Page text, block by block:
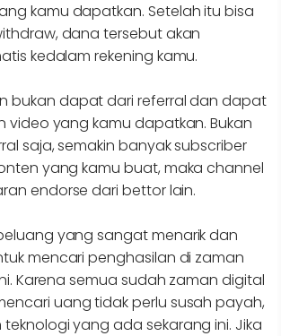
kamu dapatkan. Setelah itu bisa
dana tersebut akan
kedalam rekening kamu.
bukan dapat dari referral dan dapat
video yang kamu dapatkan. Bukan
saja, semakin banyak subscriber
yang kamu buat, maka channel
endorse dari bettor lain.
yang sangat menarik dan
mencari penghasilan di zaman
Karena semua sudah zaman digital
uang tidak perlu susah payah,
yang ada sekarang ini. Jika